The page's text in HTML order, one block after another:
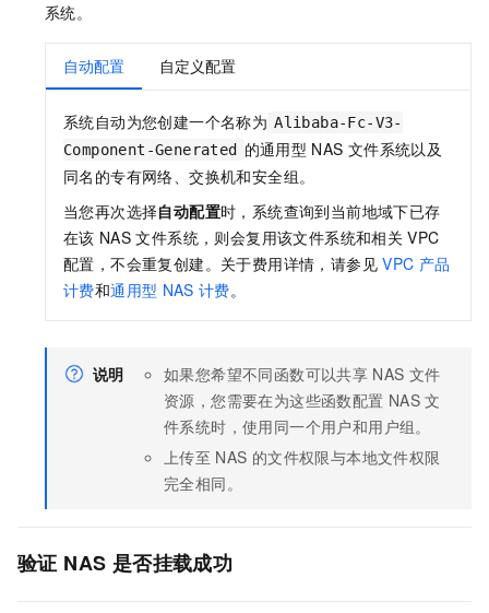
系统。
自动配置 自定义配置
系统自动为您创建一个名称为 Alibaba-Fc-V3-
Component-Generated
的通用型 NAS 文件系统以及
同名的专有网络、交换机和安全组。
当您再次选择自动配置时，系统查询到当前地域下已存
在该 NAS 文件系统，则会复用该文件系统和相关 VPC
配置，不会重复创建。关于费用详情，请参见 VPC 产品
计费和通用型 NAS 计费。
说明 如果您希望不同函数可以共享 NAS 文件
资源，您需要在为这些函数配置 NAS 文
件系统时，使用同一个用户和用户组。
上传至 NAS 的文件权限与本地文件权限
完全相同。
验证 NAS 是否挂载成功